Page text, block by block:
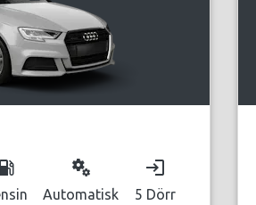
local_gas_station miscellaneous_services
Automatisk
login
5 Dörr